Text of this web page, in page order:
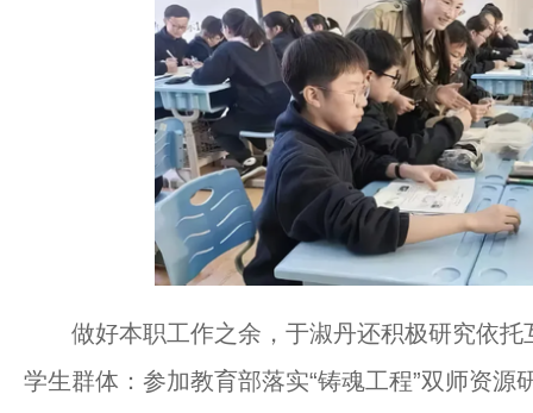
做好本职工作之余，于淑丹还积极研究依托
学生群体：参加教育部落实“铸魂工程”双师资